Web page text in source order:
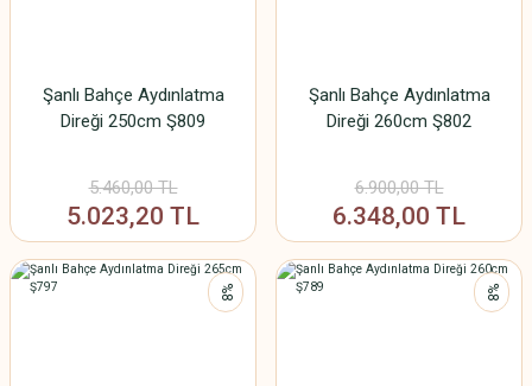
Şanlı Bahçe Aydınlatma
Direği 250cm Ş809
5.460,00 TL
5.023,20 TL
Şanlı Bahçe Aydınlatma
Direği 260cm Ş802
6.900,00 TL
6.348,00 TL
%8 %8